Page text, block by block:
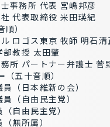
事務所 代表 宮嶋邦彦
代表取締役 米田瑛紀
順）
ロゴス東京 牧師 明石清
教授 太田肇
所 パートナー弁護士 菅
（五十音順）
（日本維新の会）
（自由⺠主党）
自由⺠主党）
無所属）